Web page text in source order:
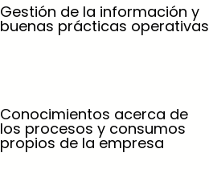
Gestión de la información y
buenas prácticas operativas
Conocimientos acerca de
los procesos y consumos
propios de la empresa